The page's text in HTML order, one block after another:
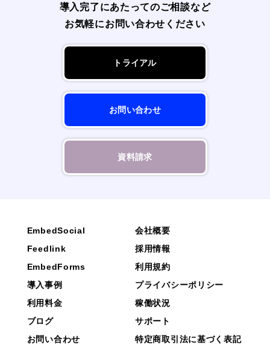
導入完了にあたってのご相談など
お気軽にお問い合わせください
トライアル
お問い合わせ
資料請求
EmbedSocial
Feedlink
EmbedForms
導入事例
利用料金
ブログ
お問い合わせ
会社概要
採用情報
利用規約
プライバシーポリシー
稼働状況
サポート
特定商取引法に基づく表記